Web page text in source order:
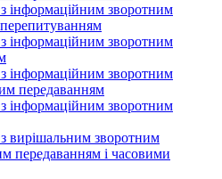
інформаційним зворотним
інформаційним зворотним
інформаційним зворотним
передаванням
інформаційним зворотним
вирішальним зворотним
передаванням і часовими